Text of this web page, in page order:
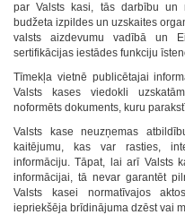
par Valsts kasi, tās darbību un
budžeta izpildes un uzskaites
valsts aizdevumu vadībā un
sertifikācijas iestādes funkciju
Tīmekļa vietnē publicētajai
Valsts kases viedokli
noformēts dokuments, kuru
Valsts kase neuzņemas
kaitējumu, kas var rasties,
informāciju. Tāpat, lai arī Valsts
informācijai, tā nevar garantēt
Valsts kasei normatīvajos
iepriekšēja brīdinājuma dzēst vai